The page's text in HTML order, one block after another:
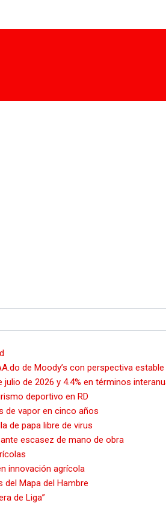
de Moody’s con perspectiva estable
de 2026 y 4.4% en términos
deportivo en RD
de vapor en cinco años
de papa libre de virus
escasez de mano de obra
innovación agrícola
Mapa del Hambre
de Liga”